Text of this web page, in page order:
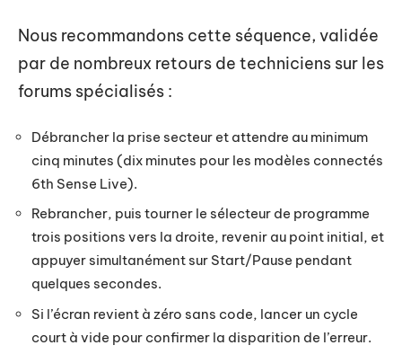
Nous recommandons cette séquence, validée
par de nombreux retours de techniciens sur les
forums spécialisés :
Débrancher la prise secteur et attendre au minimum
cinq minutes (dix minutes pour les modèles connectés
6th Sense Live).
Rebrancher, puis tourner le sélecteur de programme
trois positions vers la droite, revenir au point initial, et
appuyer simultanément sur Start/Pause pendant
quelques secondes.
Si l’écran revient à zéro sans code, lancer un cycle
court à vide pour confirmer la disparition de l’erreur.